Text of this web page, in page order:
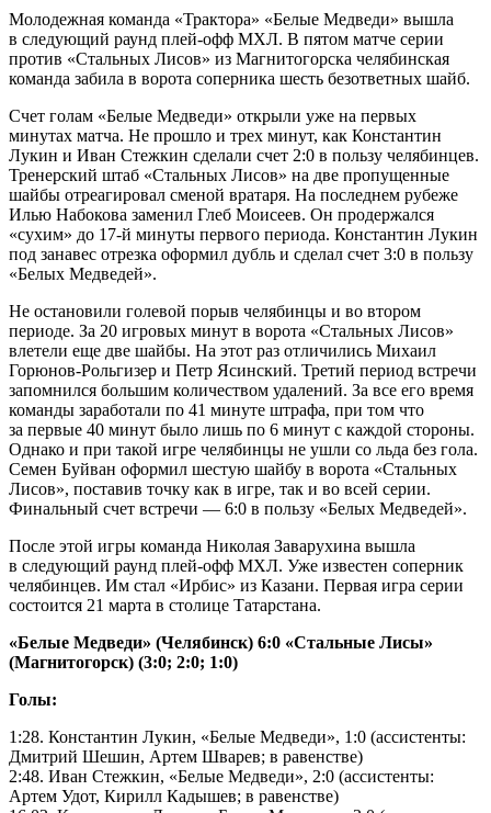
Молодежная команда «Трактора» «Белые Медведи» вышла
в следующий раунд плей-офф МХЛ. В пятом матче серии
против «Стальных Лисов» из Магнитогорска челябинская
команда забила в ворота соперника шесть безответных шайб.
Счет голам «Белые Медведи» открыли уже на первых
минутах матча. Не прошло и трех минут, как Константин
Лукин и Иван Стежкин сделали счет 2:0 в пользу челябинцев.
Тренерский штаб «Стальных Лисов» на две пропущенные
шайбы отреагировал сменой вратаря. На последнем рубеже
Илью Набокова заменил Глеб Моисеев. Он продержался
«сухим» до 17-й минуты первого периода. Константин Лукин
под занавес отрезка оформил дубль и сделал счет 3:0 в пользу
«Белых Медведей».
Не остановили голевой порыв челябинцы и во втором
периоде. За 20 игровых минут в ворота «Стальных Лисов»
влетели еще две шайбы. На этот раз отличились Михаил
Горюнов-Рольгизер и Петр Ясинский. Третий период встречи
запомнился большим количеством удалений. За все его время
команды заработали по 41 минуте штрафа, при том что
за первые 40 минут было лишь по 6 минут с каждой стороны.
Однако и при такой игре челябинцы не ушли со льда без гола.
Семен Буйван оформил шестую шайбу в ворота «Стальных
Лисов», поставив точку как в игре, так и во всей серии.
Финальный счет встречи — 6:0 в пользу «Белых Медведей».
После этой игры команда Николая Заварухина вышла
в следующий раунд плей-офф МХЛ. Уже известен соперник
челябинцев. Им стал «Ирбис» из Казани. Первая игра серии
состоится 21 марта в столице Татарстана.
«Белые Медведи» (Челябинск) 6:0 «Стальные Лисы»
(Магнитогорск) (3:0; 2:0; 1:0)
Голы:
1:28. Константин Лукин, «Белые Медведи», 1:0 (ассистенты:
Дмитрий Шешин, Артем Шварев; в равенстве)
2:48. Иван Стежкин, «Белые Медведи», 2:0 (ассистенты:
Артем Удот, Кирилл Кадышев; в равенстве)